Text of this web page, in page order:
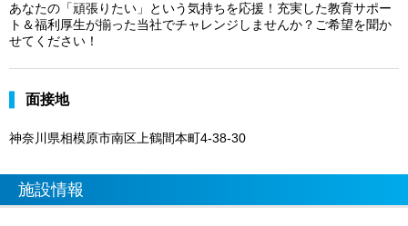
あなたの「頑張りたい」という気持ちを応援！充実した教育サポー
ト＆福利厚生が揃った当社でチャレンジしませんか？ご希望を聞か
せてください！
面接地
神奈川県相模原市南区上鶴間本町4-38-30
施設情報